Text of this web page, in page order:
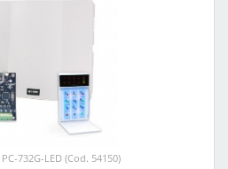
732G-LED (Cod. 54150)